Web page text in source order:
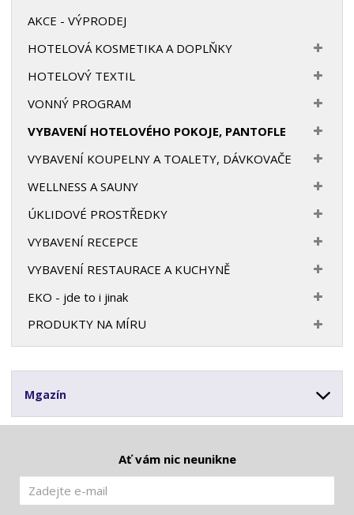
AKCE - VÝPRODEJ
HOTELOVÁ KOSMETIKA A DOPLŇKY
HOTELOVÝ TEXTIL
VONNÝ PROGRAM
VYBAVENÍ HOTELOVÉHO POKOJE, PANTOFLE
VYBAVENÍ KOUPELNY A TOALETY, DÁVKOVAČE
WELLNESS A SAUNY
ÚKLIDOVÉ PROSTŘEDKY
VYBAVENÍ RECEPCE
VYBAVENÍ RESTAURACE A KUCHYNĚ
EKO - jde to i jinak
PRODUKTY NA MÍRU
Mgazín
Ať vám nic neunikne